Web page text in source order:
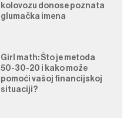
kolovozu donose poznata
glumačka imena
Girl math: Što je metoda
50-30-20 i kako može
pomoći vašoj financijskoj
situaciji?